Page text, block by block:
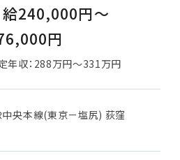
給240,000円〜
円
年収：288万円～331万円
中央本線(東京－塩尻) 荻窪